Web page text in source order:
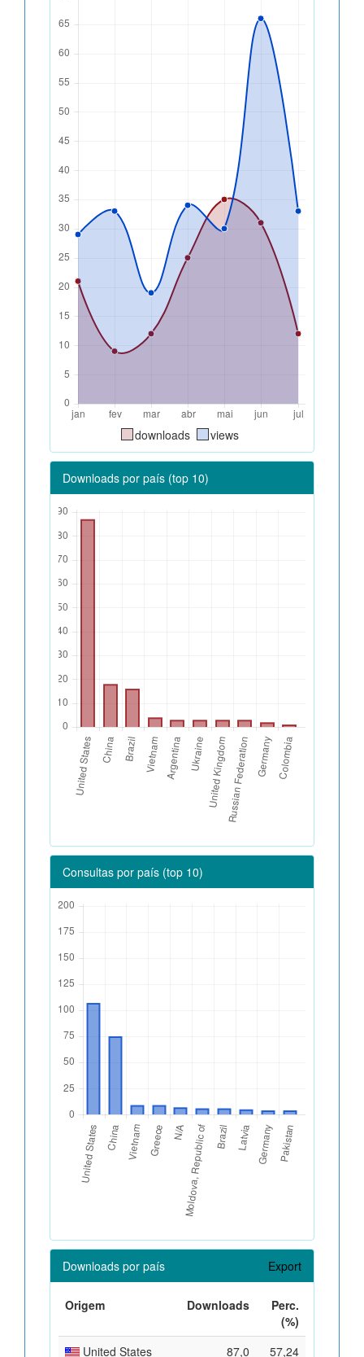
downloads views
Downloads por país (top 10)
Consultas por país (top 10)
Downloads por país Export
Origem Downloads
Perc.
(%)
United States
87,0 57,24